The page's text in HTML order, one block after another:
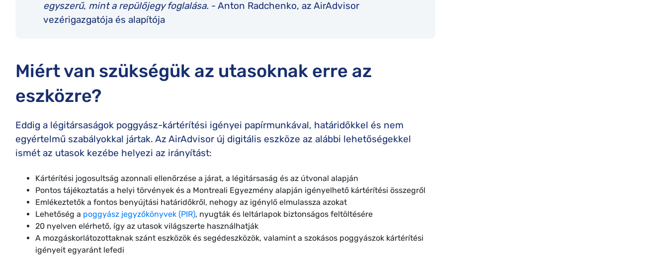
egyszerű, mint a repülőjegy foglalása. - Anton Radchenko, az AirAdvisor
vezérigazgatója és alapítója
Miért van szükségük az utasoknak erre az
eszközre?
Eddig a légitársaságok poggyász-kártérítési igényei papírmunkával, határidőkkel és nem
egyértelmű szabályokkal jártak. Az AirAdvisor új digitális eszköze az alábbi lehetőségekkel
ismét az utasok kezébe helyezi az irányítást:
Kártérítési jogosultság azonnali ellenőrzése a járat, a légitársaság és az útvonal alapján
Pontos tájékoztatás a helyi törvények és a Montreali Egyezmény alapján igényelhető kártérítési összegről
Emlékeztetők a fontos benyújtási határidőkről, nehogy az igénylő elmulassza azokat
Lehetőség a poggyász jegyzőkönyvek (PIR), nyugták és leltárlapok biztonságos feltöltésére
20 nyelven elérhető, így az utasok világszerte használhatják
A mozgáskorlátozottaknak szánt eszközök és segédeszközök, valamint a szokásos poggyászok kártérítési
igényeit egyaránt lefedi